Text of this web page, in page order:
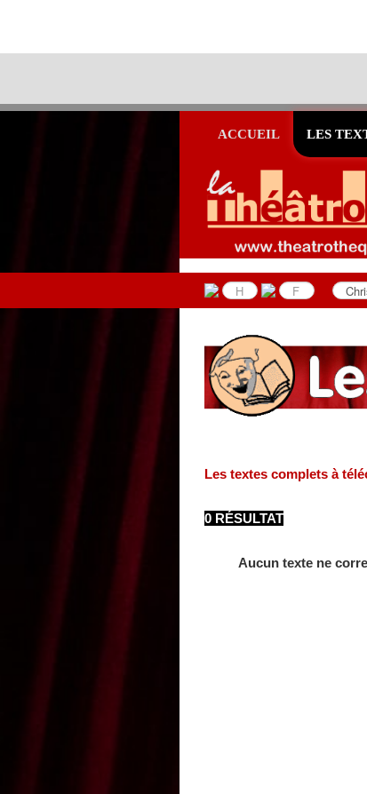
ACCUEIL LES
Les textes complets à
0 RÉSULTAT
Aucun texte ne